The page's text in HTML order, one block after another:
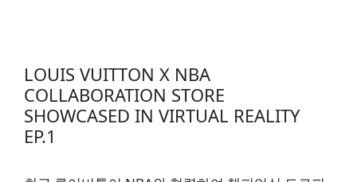
LOUIS VUITTON X NBA
COLLABORATION STORE
SHOWCASED IN VIRTUAL REALITY
EP.1